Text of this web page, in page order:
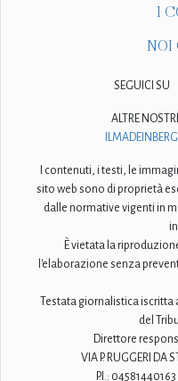
I
NOI
SEGUICI SU
ALTRE
I contenuti, i testi, le
sito web sono di proprietà
dalle normative vigenti in
È vietata la
l'elaborazione senza
Testata giornalistica
del
Direttore
VIA P. RUGGERI DA
P.I.: